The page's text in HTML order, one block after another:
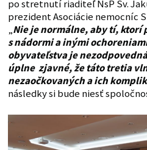
po stretnutí riaditeľ NsP Sv.
prezident Asociácie nemocníc
„Nie je normálne, aby tí, ktorí
s nádormi a inými
obyvateľstva je
úplne zjavné, že táto tretia
nezaočkovaných a ich
následky si bude niesť